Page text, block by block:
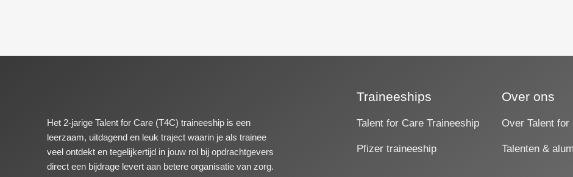
Het 2-jarige Talent for Care (T4C) traineeship is een
leerzaam, uitdagend en leuk traject waarin je als trainee
veel ontdekt en tegelijkertijd in jouw rol bij opdrachtgevers
direct een bijdrage levert aan betere organisatie van zorg.
Traineeships
Talent for Care Traineeship
Pfizer traineeship
Over ons
Over Talent for
Talenten &